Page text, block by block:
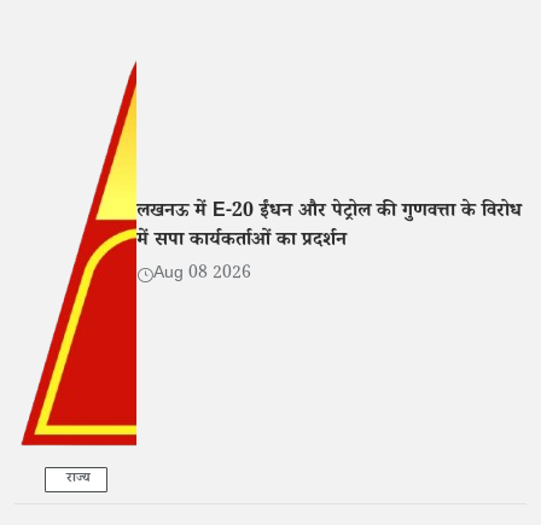
राज्य
लखनऊ में E-20 ईंधन और पेट्रोल की गुणवत्ता के विरोध
में सपा कार्यकर्ताओं का प्रदर्शन
Aug 08 2026